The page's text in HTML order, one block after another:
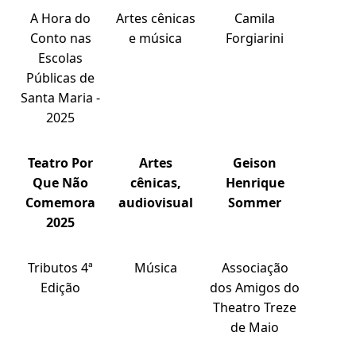
A Hora do
Conto nas
Escolas
Públicas de
Santa Maria -
2025
Artes cênicas
e música
Camila
Forgiarini
Teatro Por
Que Não
Comemora
2025
Artes
cênicas,
audiovisual
Geison
Henrique
Sommer
Tributos 4ª
Edição
Música
Associação
dos Amigos do
Theatro Treze
de Maio